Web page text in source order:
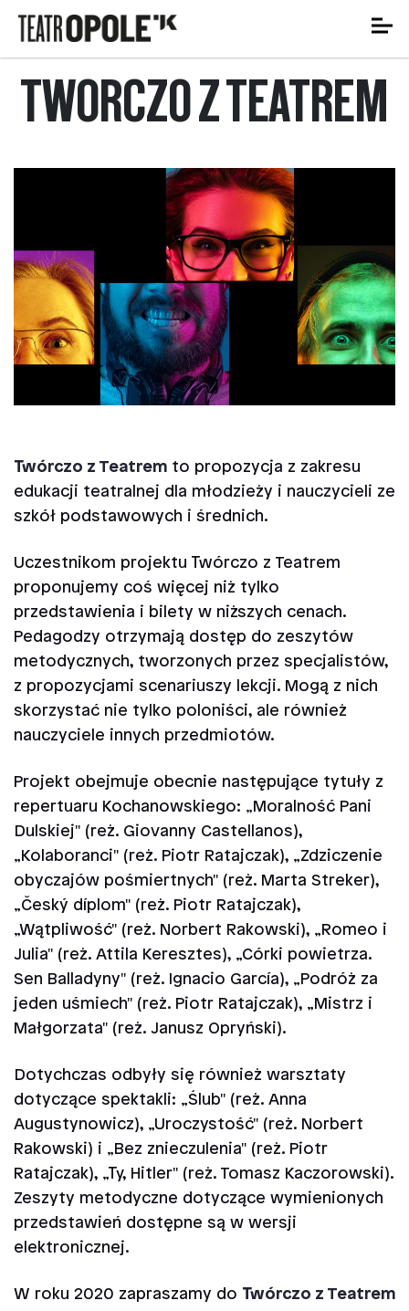
TWÓRCZO Z TEATREM
Twórczo z Teatrem to propozycja z zakresu
edukacji teatralnej dla młodzieży i nauczycieli ze
szkół podstawowych i średnich.
Uczestnikom projektu Twórczo z Teatrem
proponujemy coś więcej niż tylko
przedstawienia i bilety w niższych cenach.
Pedagodzy otrzymają dostęp do zeszytów
metodycznych, tworzonych przez specjalistów,
z propozycjami scenariuszy lekcji. Mogą z nich
skorzystać nie tylko poloniści, ale również
nauczyciele innych przedmiotów.
Projekt obejmuje obecnie następujące tytuły z
repertuaru Kochanowskiego: „Moralność Pani
Dulskiej" (reż. Giovanny Castellanos),
„Kolaboranci" (reż. Piotr Ratajczak), „Zdziczenie
obyczajów pośmiertnych" (reż. Marta Streker),
„Český díplom" (reż. Piotr Ratajczak),
„Wątpliwość" (reż. Norbert Rakowski), „Romeo i
Julia" (reż. Attila Keresztes), „Córki powietrza.
Sen Balladyny" (reż. Ignacio García), „Podróż za
jeden uśmiech" (reż. Piotr Ratajczak), „Mistrz i
Małgorzata" (reż. Janusz Opryński).
Dotychczas odbyły się również warsztaty
dotyczące spektakli: „Ślub" (reż. Anna
Augustynowicz), „Uroczystość" (reż. Norbert
Rakowski) i „Bez znieczulenia" (reż. Piotr
Ratajczak), „Ty, Hitler" (reż. Tomasz Kaczorowski).
Zeszyty metodyczne dotyczące wymienionych
przedstawień dostępne są w wersji
elektronicznej.
W roku 2020 zapraszamy do Twórczo z Teatrem